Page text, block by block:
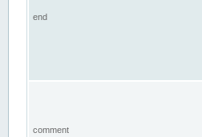
end
comment